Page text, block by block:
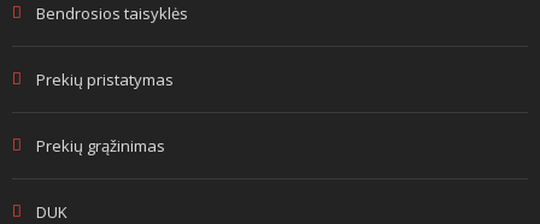
Bendrosios taisyklės
Prekių pristatymas
Prekių grąžinimas
DUK